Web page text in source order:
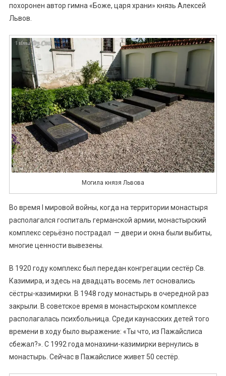
похоронен автор гимна «Боже, царя храни» князь Алексей
Львов.
Могила князя Львова
Во время I мировой войны, когда на территории монастыря
располагался госпиталь германской армии, монастырский
комплекс серьёзно пострадал — двери и окна были выбиты,
многие ценности вывезены.
В 1920 году комплекс был передан конгрегации сестёр Св.
Казимира, и здесь на двадцать восемь лет основались
сёстры-казимирки. В 1948 году монастырь в очередной раз
закрыли. В советское время в монастырском комплексе
располагалась психбольница. Среди каунасских детей того
времени в ходу было выражение: «Ты что, из Пажайслиса
сбежал?». С 1992 года монахини-казимирки вернулись в
монастырь. Сейчас в Пажайслисе живет 50 сестёр.